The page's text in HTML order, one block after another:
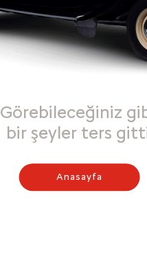
Görebileceğiniz
bir şeyler ters
Anasayfa